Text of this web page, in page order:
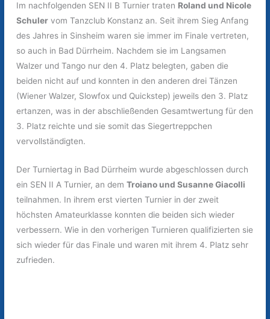
Im nachfolgenden SEN II B Turnier traten Roland und Nicole
Schuler vom Tanzclub Konstanz an. Seit ihrem Sieg Anfang
des Jahres in Sinsheim waren sie immer im Finale vertreten,
so auch in Bad Dürrheim. Nachdem sie im Langsamen
Walzer und Tango nur den 4. Platz belegten, gaben die
beiden nicht auf und konnten in den anderen drei Tänzen
(Wiener Walzer, Slowfox und Quickstep) jeweils den 3. Platz
ertanzen, was in der abschließenden Gesamtwertung für den
3. Platz reichte und sie somit das Siegertreppchen
vervollständigten.
Der Turniertag in Bad Dürrheim wurde abgeschlossen durch
ein SEN II A Turnier, an demTroiano und Susanne Giacolli
teilnahmen. In ihrem erst vierten Turnier in der zweit
höchsten Amateurklasse konnten die beiden sich wieder
verbessern. Wie in den vorherigen Turnieren qualifizierten sie
sich wieder für das Finale und waren mit ihrem 4. Platz sehr
zufrieden.